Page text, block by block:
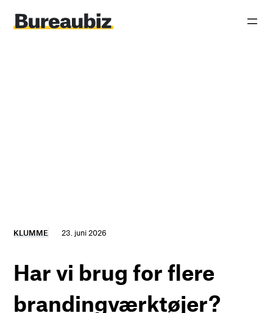
indhold
KLUMME 23. juni 2026
Har vi brug for flere
brandingværktøjer?